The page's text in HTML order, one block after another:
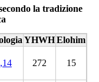
la tradizione
YHWHElohim
272 15